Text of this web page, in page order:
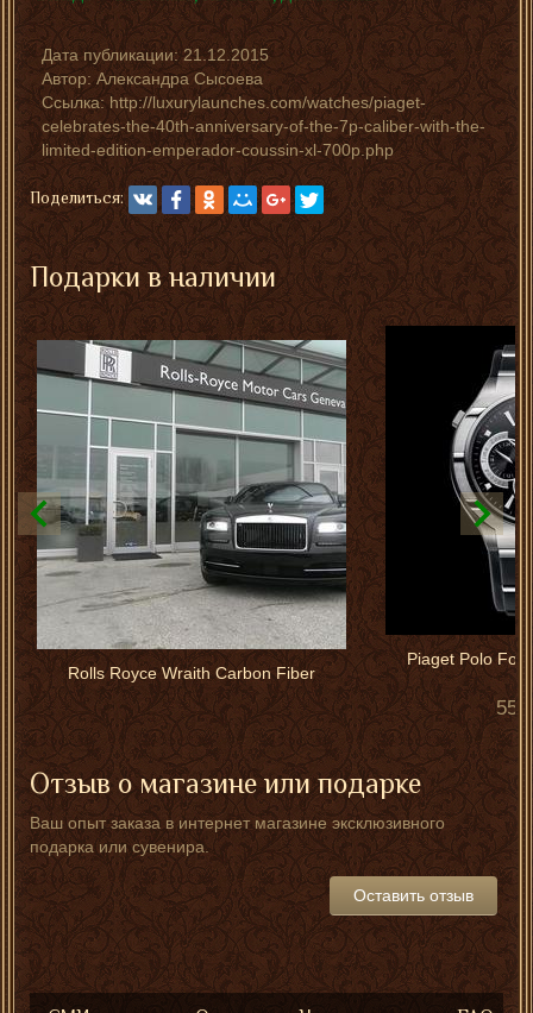
Дата публикации:21.12.2015
Автор: Александра Сысоева
Ссылка: http://luxurylaunches.com/watches/piaget-
celebrates-the-40th-anniversary-of-the-7p-caliber-with-the-
limited-edition-emperador-coussin-xl-700p.php
Поделиться:
Подарки в наличии
Rolls Royce Wraith Carbon Fiber
Piaget Polo
550
Отзыв о магазине или подарке
Ваш опыт заказа в интернет магазине эксклюзивного
подарка или сувенира.
Оставить отзыв